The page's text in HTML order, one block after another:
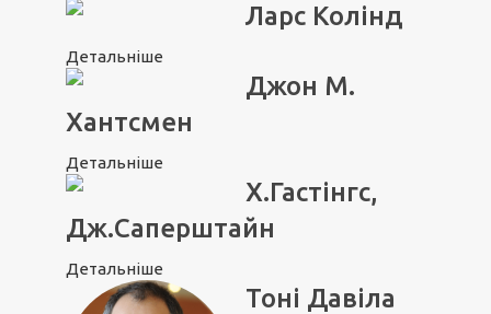
Ларс Колінд
Детальніше
Джон М.
Хантсмен
Детальніше
Х.Гастінгс,
Дж.Саперштайн
Детальніше
Тоні Давіла